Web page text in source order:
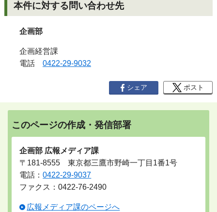
本件に対する問い合わせ先
企画部
企画経営課
電話 0422-29-9032
シェア ポスト
このページの作成・発信部署
企画部 広報メディア課
〒181-8555 東京都三鷹市野崎一丁目1番1号
電話：0422-29-9037
ファクス：0422-76-2490
広報メディア課のページへ